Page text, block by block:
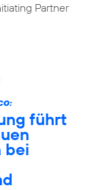
Partner
führt
bei